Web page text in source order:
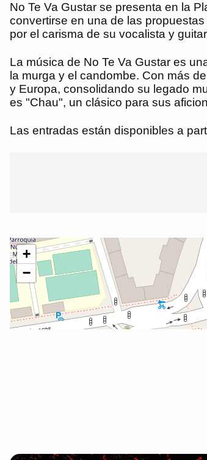
No Te Va Gustar se presenta en la
convertirse en una de las
por el carisma de su vocalista y
La música de No Te Va Gustar es
la murga y el candombe. Con más
y Europa, consolidando su legado
es "Chau", un clásico para sus
Las entradas están disponibles a